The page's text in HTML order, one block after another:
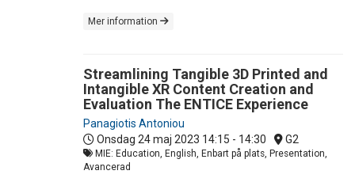
Mer information
Streamlining Tangible 3D Printed and
Intangible XR Content Creation and
Evaluation The ENTICE Experience
Panagiotis Antoniou
Onsdag 24 maj 2023 14:15 - 14:30 G2
MIE: Education, English, Enbart på plats, Presentation,
Avancerad